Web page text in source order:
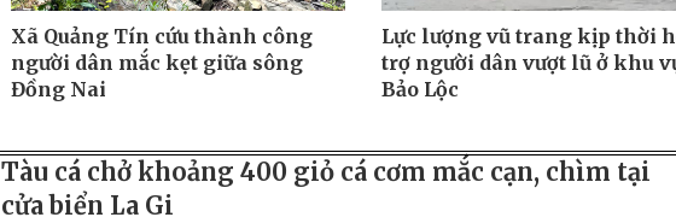
Xã Quảng Tín cứu thành công
người dân mắc kẹt giữa sông
Đồng Nai
Lực lượng vũ trang kịp thời
trợ người dân vượt lũ ở khu
Bảo Lộc
Tàu cá chở khoảng 400 giỏ cá cơm mắc cạn, chìm tại
cửa biển La Gi